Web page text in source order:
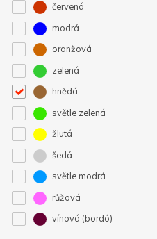
červená
modrá
oranžová
zelená
hnědá
světle zelená
žlutá
šedá
světle modrá
růžová
vínová (bordó)